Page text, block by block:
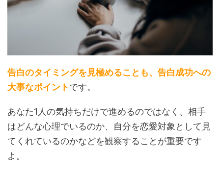
告白のタイミングを見極めることも、告白成功への
大事なポイントです。
あなた1人の気持ちだけで進めるのではなく、相手
はどんな心理でいるのか、自分を恋愛対象として見
てくれているのかなどを観察することが重要です
よ。